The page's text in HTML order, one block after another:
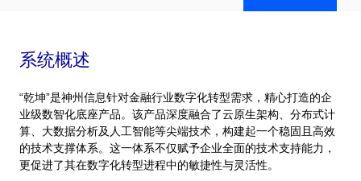
系统概述
“乾坤”是神州信息针对金融行业数字化转型需求，精心打造的企
业级数智化底座产品。该产品深度融合了云原生架构、分布式计
算、大数据分析及人工智能等尖端技术，构建起一个稳固且高效
的技术支撑体系。这一体系不仅赋予企业全面的技术支持能力，
更促进了其在数字化转型进程中的敏捷性与灵活性。